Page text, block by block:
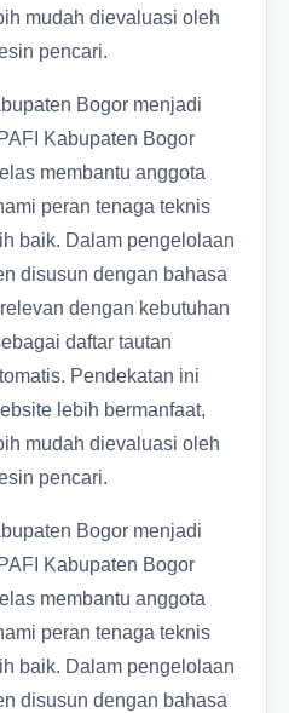
mudah dievaluasi oleh
pencari.
Bogor menjadi
Kabupaten Bogor
membantu anggota
peran tenaga teknis
baik. Dalam pengelolaan
disusun dengan bahasa
dengan kebutuhan
daftar tautan
Pendekatan ini
lebih bermanfaat,
mudah dievaluasi oleh
pencari.
Bogor menjadi
Kabupaten Bogor
membantu anggota
peran tenaga teknis
baik. Dalam pengelolaan
disusun dengan bahasa